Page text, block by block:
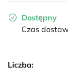
Dostępny
Czas
Liczba: